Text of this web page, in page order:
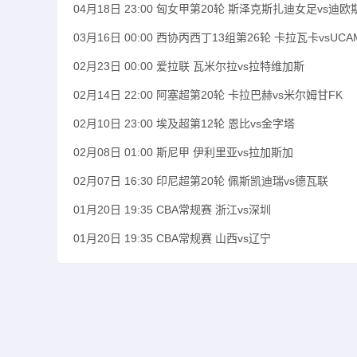
04月18日 23:00 匈女甲第20轮 斯泽克斯扎迪女足vs迪欧
03月16日 00:00 西协丙西丁13组第26轮 卡拉瓦卡
02月23日 00:00 爱拉联 瓦米尔拉vs拉特维加斯
02月14日 22:00 阿塞超第20轮 卡拉巴赫vs米尔姆甘FK
02月10日 23:00 埃及超第12轮 恩比vs金字塔
02月08日 01:00 斯尼甲 伊利里亚vs拉加斯加
02月07日 16:30 印尼超第20轮 佩斯凯迪瑞vs德瓦联
01月20日 19:35 CBA常规赛 浙江vs深圳
01月20日 19:35 CBA常规赛 山西vs辽宁